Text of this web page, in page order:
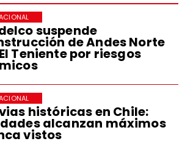
suspende
de Andes Norte
Teniente por riesgos
históricas en Chile:
alcanzan máximos
vistos